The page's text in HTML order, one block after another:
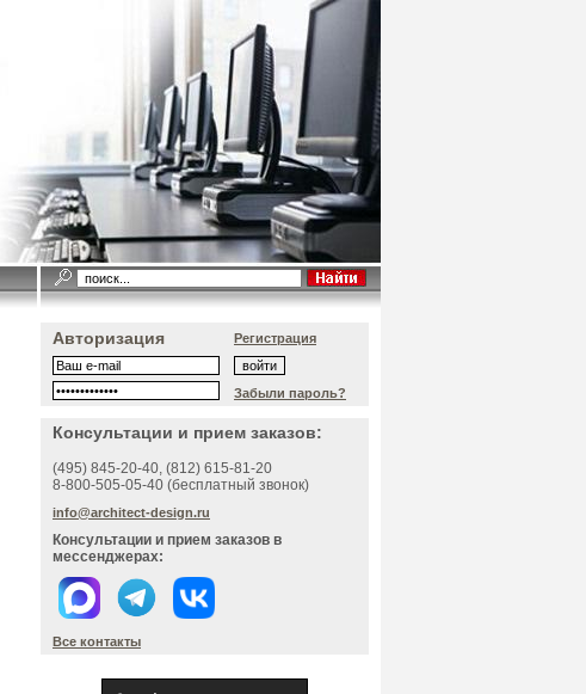
Авторизация Регистрация
Забыли пароль?
Консультации и прием заказов:
(495) 845-20-40, (812) 615-81-20
8-800-505-05-40 (бесплатный звонок)
info@architect-design.ru
Консультации и прием заказов в
мессенджерах:
Все контакты